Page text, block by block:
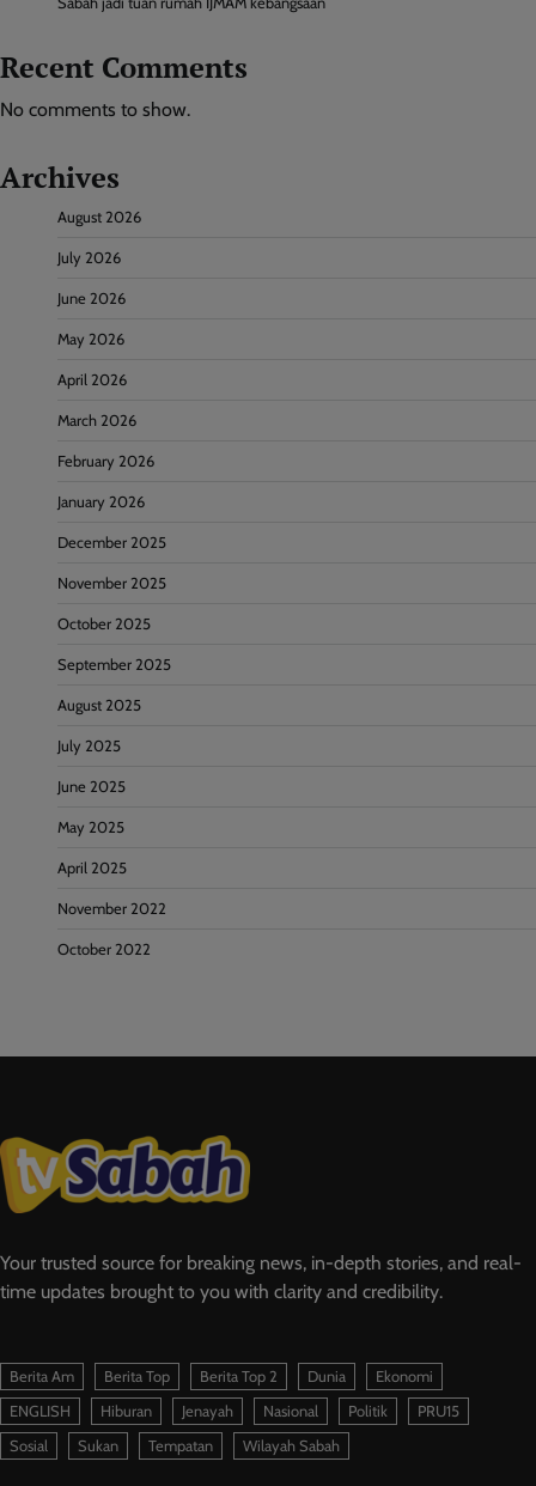
Recent Comments
No comments to show.
Archives
August 2026
July 2026
June 2026
May 2026
April 2026
March 2026
February 2026
January 2026
December 2025
November 2025
October 2025
September 2025
August 2025
July 2025
June 2025
May 2025
April 2025
November 2022
October 2022
Your trusted source for breaking news, in-depth stories, and real-
time updates brought to you with clarity and credibility.
Berita Am Berita Top Berita Top 2 Dunia
Ekonomi
ENGLISH
Hiburan Jenayah Nasional Politik
PRU15
Sosial
Sukan Tempatan Wilayah Sabah